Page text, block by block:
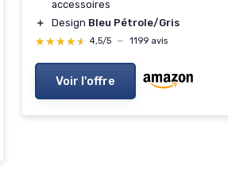
accessoires
＋
Design Bleu Pétrole/Gris
★★★★★
★★★★★ 4,5/5 — 1199 avis
Voir l'offre